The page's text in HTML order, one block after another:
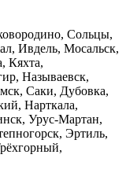
Сольцы,
Ивдель, Мосальск,
Кяхта,
Называевск,
Саки, Дубовка,
Нарткала,
Урус-Мартан,
Эртиль,